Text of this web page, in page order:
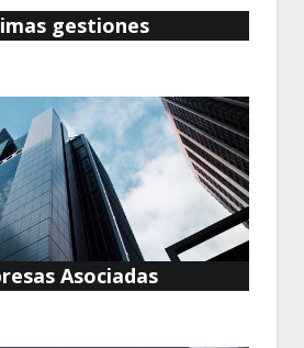
gestiones
Asociadas